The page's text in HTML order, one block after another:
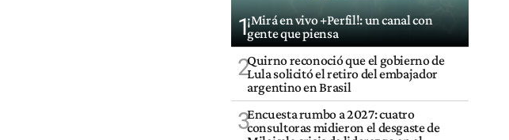
1¡Mirá en vivo +Perfil!: un canal con
gente que piensa
2Quirno reconoció que el gobierno de
Lula solicitó el retiro del embajador
argentino en Brasil
3Encuesta rumbo a 2027: cuatro
consultoras midieron el desgaste de